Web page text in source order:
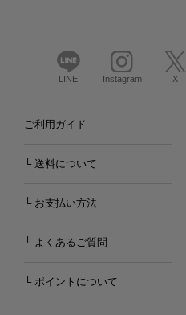
LINE Instagram X
ご利用ガイド
└ 送料について
└ お支払い方法
└ よくあるご質問
└ ポイントについて